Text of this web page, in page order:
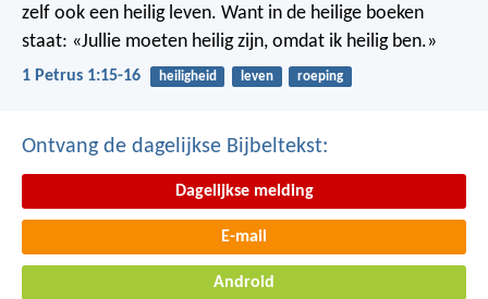
zelf ook een heilig leven. Want in de heilige boeken
staat: «Jullie moeten heilig zijn, omdat ik heilig ben.»
1 Petrus 1:15-16 heiligheid leven roeping
Ontvang de dagelijkse Bijbeltekst:
Dagelijkse melding
E-mail
Android